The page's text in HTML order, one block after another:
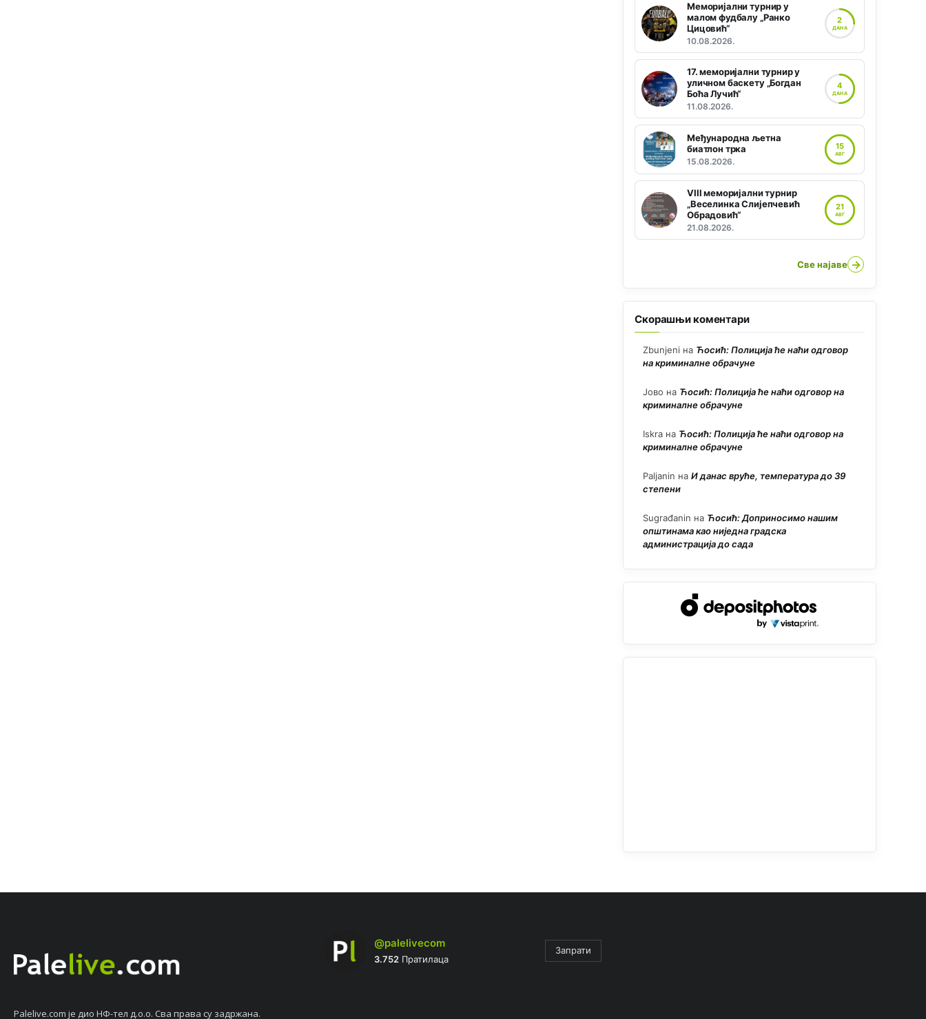
Меморијални турнир у
малом фудбалу „Ранко
Цицовић“
10.08.2026.
2
ДАНА
17. меморијални турнир у
уличном баскету „Богдан
Боћа Лучић“
11.08.2026.
4
ДАНА
Међународна љетна
биатлон трка
15.08.2026.
15
АВГ
VIII меморијални турнир
„Веселинка Слијепчевић
Обрадовић“
21.08.2026.
21
АВГ
Све најаве →
Скорашњи коментари
Zbunjeni на Ћосић: Полиција ће наћи одговор
на криминалне обрачуне
Јово на Ћосић: Полиција ће наћи одговор на
криминалне обрачуне
Iskra на Ћосић: Полиција ће наћи одговор на
криминалне обрачуне
Paljanin на И данас вруће, температура до 39
степени
Sugrađanin на Ћосић: Доприносимо нашим
општинама као ниједна градска
администрација до сада
Palelive.com јe дио НФ-тeл д.о.о. Сва права су задржана.
@palelivecom
3.752Пратилаца
Запрати